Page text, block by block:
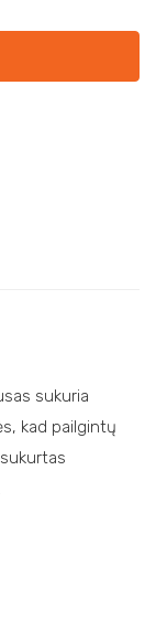
sukuria
kad pailgintų